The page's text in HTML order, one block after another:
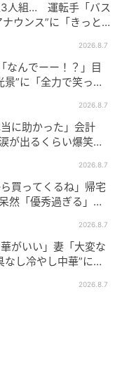
ので地声を変えた
方と何かお話をさ
いるため、この
き、そこで音声
トをしたので、
ご反応はこれから
反響はいかがでし
3人組… 運転手「バス
ウンス”に「きっと
2026.8.7
なんでーー！？」目
景”に「全力で笑っ
2026.8.7
に助かった」会計
が出るくらい爆笑」
2026.8.7
買ってくるね」帰宅
然「優秀過ぎる」
2026.8.7
がいい」妻「大変な
し冷やし中華”にな
2026.8.7